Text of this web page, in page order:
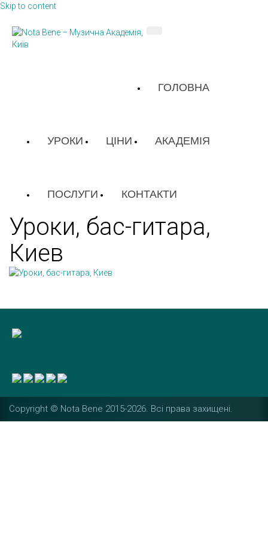
Skip to content
ГОЛОВНА
УРОКИ ЦІНИ АКАДЕМІЯ
ПОСЛУГИ КОНТАКТИ
Уроки, бас-гитара,
Киев
Copyright © Nota Bene 2015-2026. Вcі права захищені.